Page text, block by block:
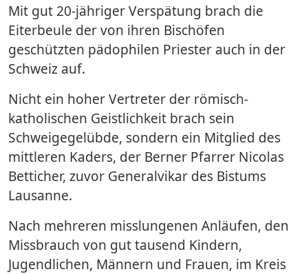
Mit gut 20-jähriger Verspätung brach die
Eiterbeule der von ihren Bischöfen
geschützten pädophilen Priester auch in der
Schweiz auf.
Nicht ein hoher Vertreter der römisch-
katholischen Geistlichkeit brach sein
Schweigegelübde, sondern ein Mitglied des
mittleren Kaders, der Berner Pfarrer Nicolas
Betticher, zuvor Generalvikar des Bistums
Lausanne.
Nach mehreren misslungenen Anläufen, den
Missbrauch von gut tausend Kindern,
Jugendlichen, Männern und Frauen, im Kreis